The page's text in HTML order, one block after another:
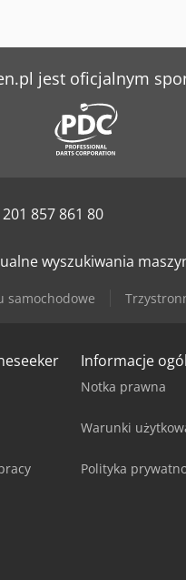
jest oficjalnym
857 861 80
wyszukiwania
samochodowe
Informacje
Notka prawna
Warunki
Polityka